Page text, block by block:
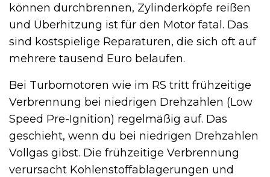
können durchbrennen, Zylinderköpfe reißen
und Überhitzung ist für den Motor fatal. Das
sind kostspielige Reparaturen, die sich oft auf
mehrere tausend Euro belaufen.
Bei Turbomotoren wie im RS tritt frühzeitige
Verbrennung bei niedrigen Drehzahlen (Low
Speed Pre-Ignition) regelmäßig auf. Das
geschieht, wenn du bei niedrigen Drehzahlen
Vollgas gibst. Die frühzeitige Verbrennung
verursacht Kohlenstoffablagerungen und